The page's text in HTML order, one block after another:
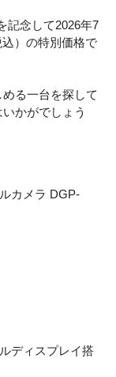
記念して2026年7
）の特別価格で
る一台を探して
かがでしょう
カメラ DGP-
ディスプレイ搭